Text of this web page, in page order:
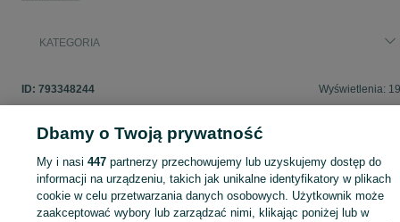
KATEGORIA
ID: 793348244 Wyświetlenia:
Zaloguj się lub załóż konto na OLX, aby skontaktować się z
sprzedającym
Dbamy o Twoją prywatność
My i nasi447 partnerzy przechowujemy lub uzyskujemy dostęp do
informacji na urządzeniu, takich jak unikalne identyfikatory w plikach
cookie w celu przetwarzania danych osobowych. Użytkownik może
zaakceptować wybory lub zarządzać nimi, klikając poniżej lub w